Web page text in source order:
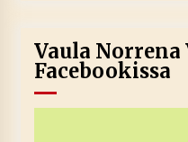
Vaula Norrena
Facebookissa